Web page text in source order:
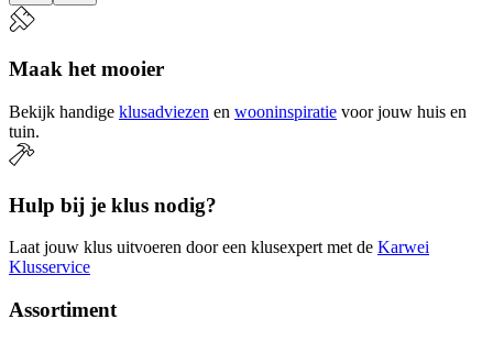
Maak het mooier
Bekijk handige klusadviezen en wooninspiratie voor jouw huis en
tuin.
Hulp bij je klus nodig?
Laat jouw klus uitvoeren door een klusexpert met de Karwei
Klusservice
Assortiment